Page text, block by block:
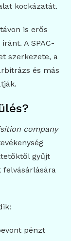
kockázatát.
is erős
A SPAC-
szerkezete, a
és más
company
gyűjt
felvásárlására
pénzt